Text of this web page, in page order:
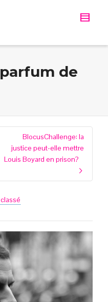
de
BlocusChallenge: la
justice peut-elle mettre
Louis Boyard en prison?